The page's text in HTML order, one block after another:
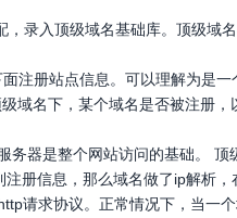
录入顶级域名基础库。顶级域
注册站点信息。可以理解为是
名下，某个域名是否被注册，
器是整个网站访问的基础。 顶
册信息，那么域名做了ip解析
请求协议。正常情况下，当一